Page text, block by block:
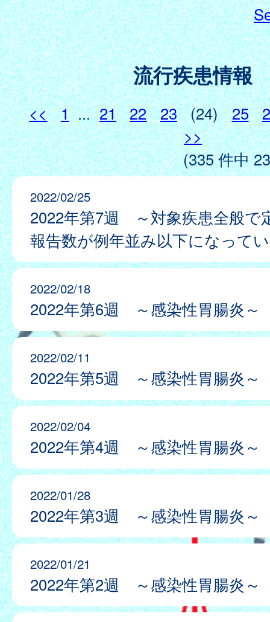
流行疾患情報
<< 1 ... 21 22 23 (24) 25
>>
(335 件中
2022/02/25
2022年第7週 ～対象疾患全般で
報告数が例年並み以下になって
2022/02/18
2022年第6週 ～感染性胃腸炎～
2022/02/11
2022年第5週 ～感染性胃腸炎～
2022/02/04
2022年第4週 ～感染性胃腸炎～
2022/01/28
2022年第3週 ～感染性胃腸炎～
2022/01/21
2022年第2週 ～感染性胃腸炎～